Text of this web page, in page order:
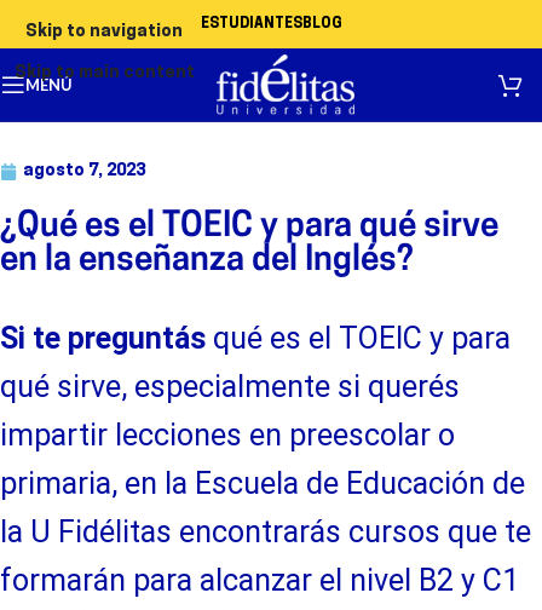
Skip to navigation
Skip to main content
ESTUDIANTESBLOG
MENÚ
agosto 7, 2023
¿Qué es el TOEIC y para qué sirve
en la enseñanza del Inglés?
Si te preguntás qué es el TOEIC y para
qué sirve, especialmente si querés
impartir lecciones en preescolar o
primaria, en la Escuela de Educación de
la U Fidélitas encontrarás cursos que te
formarán para alcanzar el nivel B2 y C1